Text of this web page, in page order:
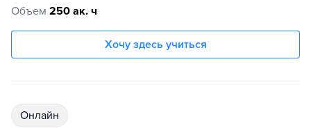
Объем 250 ак. ч
Хочу здесь учиться
Онлайн